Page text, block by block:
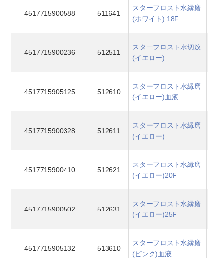
4517715900588 511641
スターフロスト水縁磨
(ホワイト) 18F
4517715900236 512511
スターフロスト水切放
(イエロー)
4517715905125 512610
スターフロスト水縁磨
(イエロー)血液
4517715900328 512611
スターフロスト水縁磨
(イエロー)
4517715900410 512621
スターフロスト水縁磨
(イエロー)20F
4517715900502 512631
スターフロスト水縁磨
(イエロー)25F
4517715905132 513610
スターフロスト水縁磨
(ピンク)血液